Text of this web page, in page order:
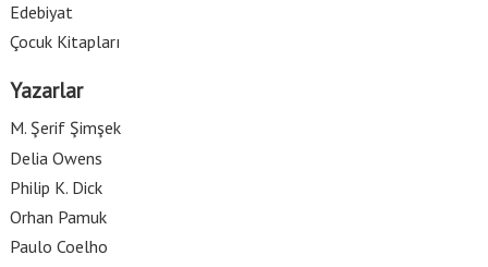
Edebiyat
Çocuk Kitapları
Yazarlar
M. Şerif Şimşek
Delia Owens
Philip K. Dick
Orhan Pamuk
Paulo Coelho